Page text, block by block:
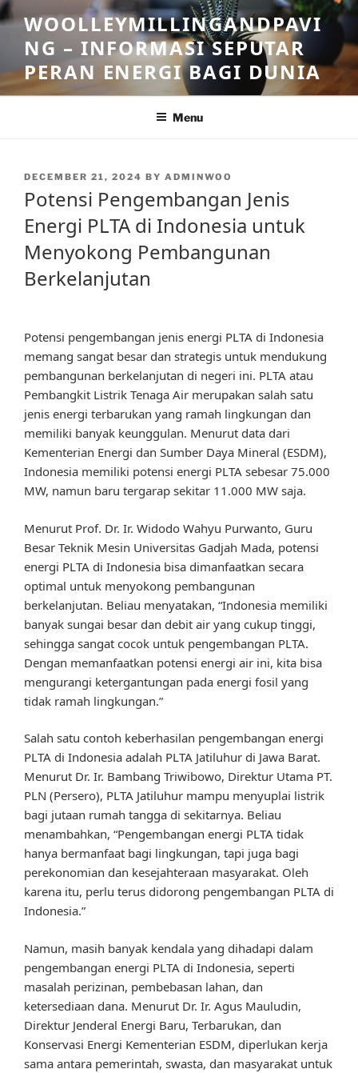
Skip
to
content
WOOLLEYMILLINGANDPAVI
NG – INFORMASI SEPUTAR
PERAN ENERGI BAGI DUNIA
Menu
POSTED
DECEMBER 21, 2024 BY ADMINWOO
Potensi Pengembangan Jenis
Energi PLTA di Indonesia untuk
Menyokong Pembangunan
Berkelanjutan
Potensi pengembangan jenis energi PLTA di Indonesia
memang sangat besar dan strategis untuk mendukung
pembangunan berkelanjutan di negeri ini. PLTA atau
Pembangkit Listrik Tenaga Air merupakan salah satu
jenis energi terbarukan yang ramah lingkungan dan
memiliki banyak keunggulan. Menurut data dari
Kementerian Energi dan Sumber Daya Mineral (ESDM),
Indonesia memiliki potensi energi PLTA sebesar 75.000
MW, namun baru tergarap sekitar 11.000 MW saja.
Menurut Prof. Dr. Ir. Widodo Wahyu Purwanto, Guru
Besar Teknik Mesin Universitas Gadjah Mada, potensi
energi PLTA di Indonesia bisa dimanfaatkan secara
optimal untuk menyokong pembangunan
berkelanjutan. Beliau menyatakan, “Indonesia memiliki
banyak sungai besar dan debit air yang cukup tinggi,
sehingga sangat cocok untuk pengembangan PLTA.
Dengan memanfaatkan potensi energi air ini, kita bisa
mengurangi ketergantungan pada energi fosil yang
tidak ramah lingkungan.”
Salah satu contoh keberhasilan pengembangan energi
PLTA di Indonesia adalah PLTA Jatiluhur di Jawa Barat.
Menurut Dr. Ir. Bambang Triwibowo, Direktur Utama PT.
PLN (Persero), PLTA Jatiluhur mampu menyuplai listrik
bagi jutaan rumah tangga di sekitarnya. Beliau
menambahkan, “Pengembangan energi PLTA tidak
hanya bermanfaat bagi lingkungan, tapi juga bagi
perekonomian dan kesejahteraan masyarakat. Oleh
karena itu, perlu terus didorong pengembangan PLTA di
Indonesia.”
Namun, masih banyak kendala yang dihadapi dalam
pengembangan energi PLTA di Indonesia, seperti
masalah perizinan, pembebasan lahan, dan
ketersediaan dana. Menurut Dr. Ir. Agus Mauludin,
Direktur Jenderal Energi Baru, Terbarukan, dan
Konservasi Energi Kementerian ESDM, diperlukan kerja
sama antara pemerintah, swasta, dan masyarakat untuk